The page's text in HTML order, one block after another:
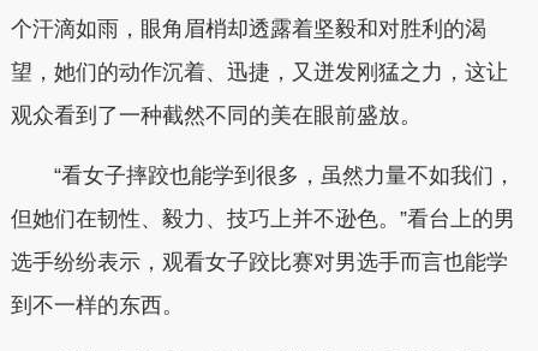
个汗滴如雨，眼角眉梢却透露着坚毅和对胜利的渴
望，她们的动作沉着、迅捷，又迸发刚猛之力，这让
观众看到了一种截然不同的美在眼前盛放。
“看女子摔跤也能学到很多，虽然力量不如我们，
但她们在韧性、毅力、技巧上并不逊色。”看台上的男
选手纷纷表示，观看女子跤比赛对男选手而言也能学
到不一样的东西。